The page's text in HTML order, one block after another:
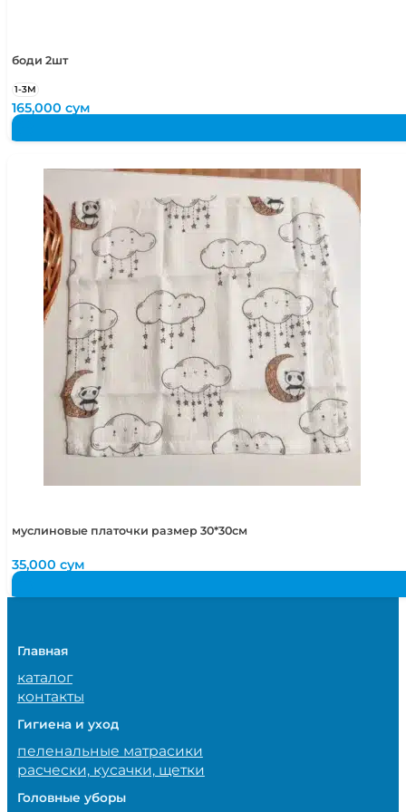
боди 2шт
1-3М
165,000сум
муслиновые платочки размер 30*30см
35,000сум
Главная
каталог
контакты
Гигиена и уход
пеленальные матрасики
расчески, кусачки, щетки
Головные уборы